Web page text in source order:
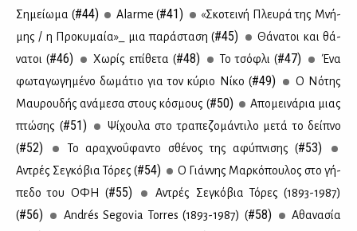
Ση­μεί­ω­μα (#44) Alarme (#41)
«Σκο­τει­νή Πλευ­ρά της Μνή­
μης / η Προ­κυ­μαία»_ μια πα­ρά­στα­ση (#45)
Θά­να­τοι και θά­
να­τοι (#46) Χω­ρίς επί­θε­τα (#48) Το τσό­φλι (#47)
Ένα
φω­τα­γω­γη­μέ­νο δω­μά­τιο για τον κύ­ριο Νί­κο (#49)
Ο Νό­της
Μαυ­ρου­δής ανά­με­σα στους κό­σμους (#50)
Απο­μει­νά­ρια μιας
πτώ­σης (#51)
Ψί­χου­λα στο τρα­πε­ζο­μά­ντι­λο με­τά το δεί­πνο
(#52) Το αρα­χνο­ΰ­φα­ντο σθέ­νος της αφύ­πνι­σης (#53)
Αντρές Σε­γκό­βια Τό­ρες (#54)
Ο Γιάν­νης Μαρ­κό­που­λος στο γή­
πε­δο του ΟΦΗ (#55)
Aντρές Σε­γκό­βια Τό­ρες (1893-1987)
(#56) Andrés Segovia Torres (1893-1987) (#58)
Αθα­να­σία